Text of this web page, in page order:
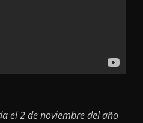
el 2 de noviembre del año